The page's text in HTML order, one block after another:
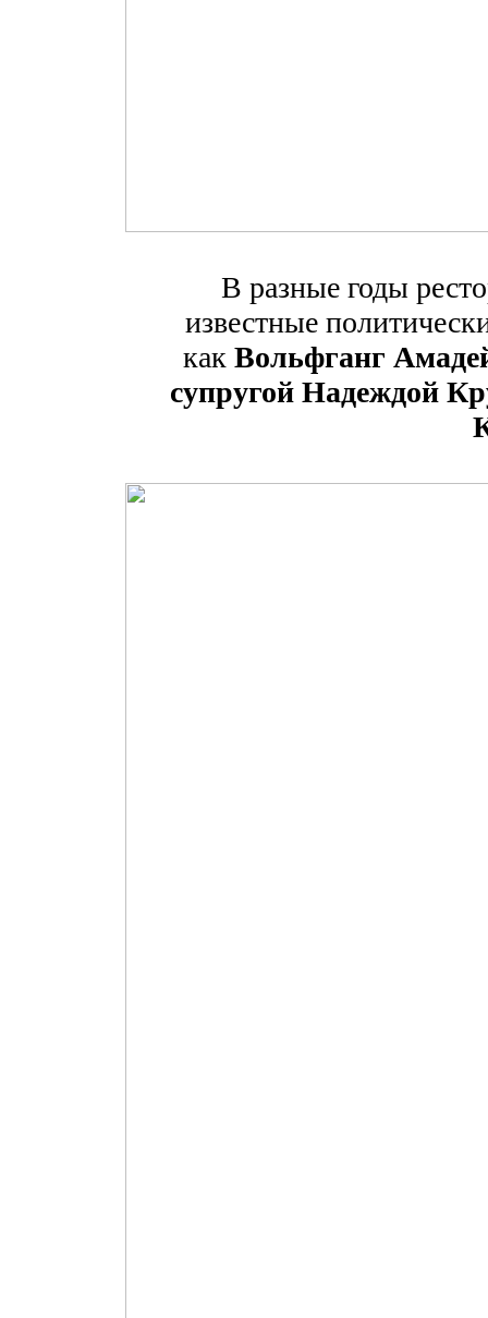
В разные годы
известные
как Вольфганг
супругой Надеждой